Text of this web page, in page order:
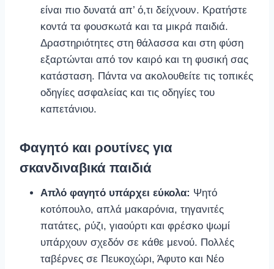
είναι πιο δυνατά απ’ ό,τι δείχνουν. Κρατήστε
κοντά τα φουσκωτά και τα μικρά παιδιά.
Δραστηριότητες στη θάλασσα και στη φύση
εξαρτώνται από τον καιρό και τη φυσική σας
κατάσταση. Πάντα να ακολουθείτε τις τοπικές
οδηγίες ασφαλείας και τις οδηγίες του
καπετάνιου.
Φαγητό και ρουτίνες για
σκανδιναβικά παιδιά
Απλό φαγητό υπάρχει εύκολα: Ψητό
κοτόπουλο, απλά μακαρόνια, τηγανιτές
πατάτες, ρύζι, γιαούρτι και φρέσκο ψωμί
υπάρχουν σχεδόν σε κάθε μενού. Πολλές
ταβέρνες σε Πευκοχώρι, Άφυτο και Νέο